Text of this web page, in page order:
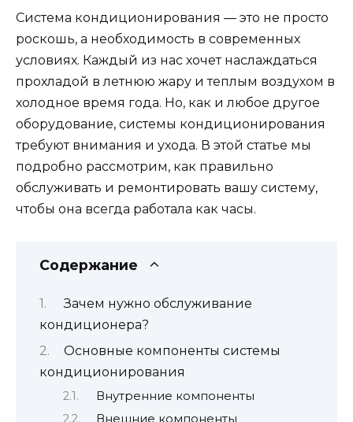
Система кондиционирования — это не просто
роскошь, а необходимость в современных
условиях. Каждый из нас хочет наслаждаться
прохладой в летнюю жару и теплым воздухом в
холодное время года. Но, как и любое другое
оборудование, системы кондиционирования
требуют внимания и ухода. В этой статье мы
подробно рассмотрим, как правильно
обслуживать и ремонтировать вашу систему,
чтобы она всегда работала как часы.
Содержание
Зачем нужно обслуживание
кондиционера?
Основные компоненты системы
кондиционирования
Внутренние компоненты
Внешние компоненты